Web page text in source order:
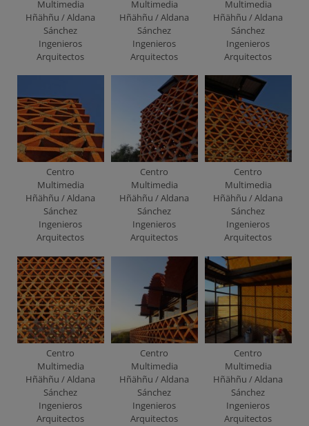
Multimedia
Hñähñu / Aldana
Sánchez
Ingenieros
Arquitectos
Multimedia
Hñähñu / Aldana
Sánchez
Ingenieros
Arquitectos
Multimedia
Hñähñu / Aldana
Sánchez
Ingenieros
Arquitectos
Centro
Multimedia
Hñähñu / Aldana
Sánchez
Ingenieros
Arquitectos
Centro
Multimedia
Hñähñu / Aldana
Sánchez
Ingenieros
Arquitectos
Centro
Multimedia
Hñähñu / Aldana
Sánchez
Ingenieros
Arquitectos
Centro
Multimedia
Hñähñu / Aldana
Sánchez
Ingenieros
Arquitectos
Centro
Multimedia
Hñähñu / Aldana
Sánchez
Ingenieros
Arquitectos
Centro
Multimedia
Hñähñu / Aldana
Sánchez
Ingenieros
Arquitectos